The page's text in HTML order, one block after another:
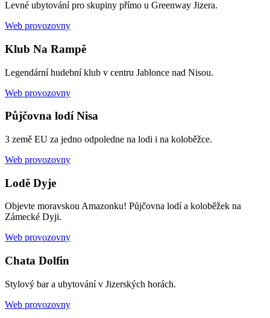
Levné ubytování pro skupiny přímo u Greenway Jizera.
Web provozovny
Klub Na Rampě
Legendární hudební klub v centru Jablonce nad Nisou.
Web provozovny
Půjčovna lodí Nisa
3 země EU za jedno odpoledne na lodi i na koloběžce.
Web provozovny
Lodě Dyje
Objevte moravskou Amazonku! Půjčovna lodí a koloběžek na
Zámecké Dyji.
Web provozovny
Chata Dolfin
Stylový bar a ubytování v Jizerských horách.
Web provozovny